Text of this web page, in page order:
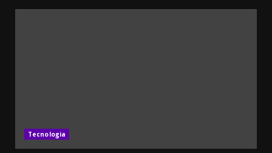
Tecnologia